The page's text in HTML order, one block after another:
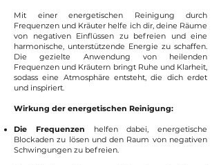
Mit einer energetischen Reinigung durch
Frequenzen und Kräuter helfe ich dir, deine Räume
von negativen Einflüssen zu befreien und eine
harmonische, unterstützende Energie zu schaffen.
Die gezielte Anwendung von heilenden
Frequenzen und Kräutern bringt Ruhe und Klarheit,
sodass eine Atmosphäre entsteht, die dich erdet
und inspiriert.
Wirkung der energetischen Reinigung:
Die Frequenzen
helfen dabei, energetische
Blockaden zu lösen und den Raum von negativen
Schwingungen zu befreien.